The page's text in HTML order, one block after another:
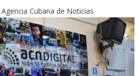
Cubana de Noticias